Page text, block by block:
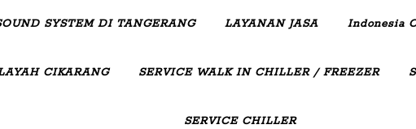
SYSTEM DI TANGERANG LAYANAN JASA Indonesia
CIKARANG SERVICE WALK IN CHILLER / FREEZER
SERVICE CHILLER